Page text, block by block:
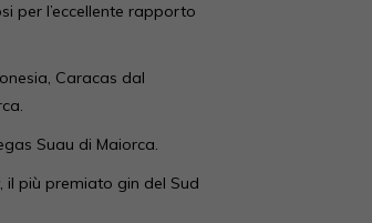
per l’eccellente rapporto
Caracas dal
Suau di Maiorca.
il più premiato gin del Sud